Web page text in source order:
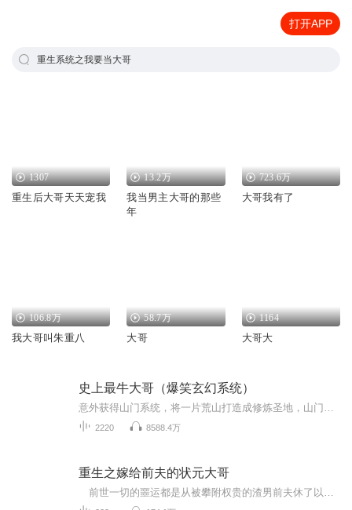
打开APP
重生系统之我要当大哥
1307
重生后大哥天天宠我
13.2万
我当男主大哥的那些
年
723.6万
大哥我有了
106.8万
我大哥叫朱重八
58.7万
大哥
1164
大哥大
史上最牛大哥（爆笑玄幻系统）
2220 8588.4万
重生之嫁给前夫的状元大哥